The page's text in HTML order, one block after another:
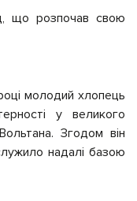
що розпочав свою
молодий хлопець
у великого
Згодом він
надалі базою